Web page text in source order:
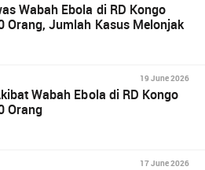
Wabah Ebola di RD Kongo
Orang, Jumlah Kasus Melonjak
19 June 2026
Wabah Ebola di RD Kongo
Orang
17 June 2026